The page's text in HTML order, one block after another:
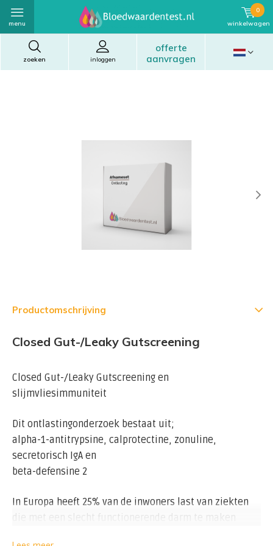
zoeken
offerte
aanvragen
inloggen
menu winkelwagen
0
Productomschrijving
Closed Gut-/Leaky Gutscreening
Closed Gut-/Leaky Gutscreening en
slijmvliesimmuniteit
Dit ontlastingonderzoek bestaat uit;
alpha-1-antitrypsine, calprotectine, zonuline,
secretorisch IgA en
beta-defensine 2
In Europa heeft 25% van de inwoners last van ziekten
die met een slecht functionerende darm te maken